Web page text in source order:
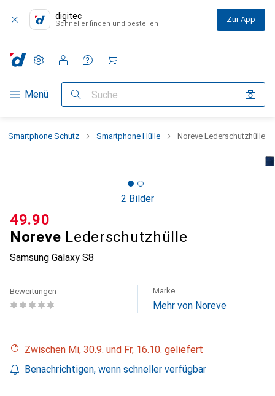
digitec
Schneller finden und bestellen Zur App
Navigation nach Kategorien
Menü Suche
Einstellungen
Kundenkonto
Vergleichslisten
Merklisten
Warenkorb
Smartphone Schutz Smartphone Hülle Noreve Lederschutzhülle
2 Bilder
Noreve Lederschutzhülle
Samsung Galaxy S8
CHF
49.90
Bewertungen Marke
Mehr von Noreve
Zwischen Mi, 30.9. und Fr, 16.10. geliefert
Benachrichtigen, wenn schneller verfügbar